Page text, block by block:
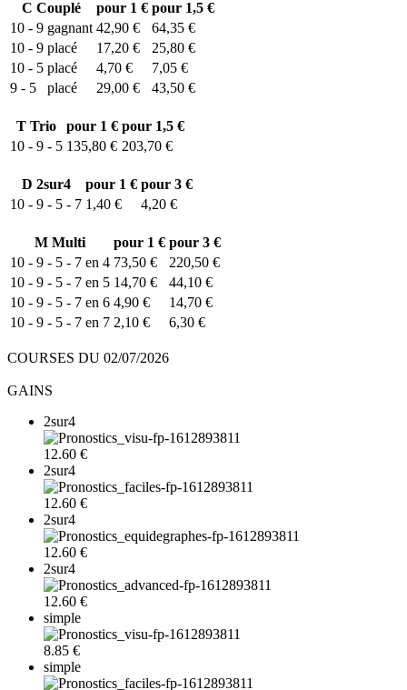
C Couplé pour 1 € pour 1,5 €
10 - 9 gagnant 42,90 €
64,35 €
10 - 9 placé 17,20 €
25,80 €
10 - 5 placé 4,70 €
7,05 €
9 - 5
placé 29,00 € 43,50 €
T Trio pour 1 € pour 1,5 €
10 - 9 - 5 135,80 € 203,70 €
D 2sur4 pour 1 € pour 3 €
10 - 9 - 5 - 7 1,40 € 4,20 €
M Multi pour 1 € pour 3 €
10 - 9 - 5 - 7 en 4 73,50 €
220,50 €
10 - 9 - 5 - 7 en 5 14,70 €
44,10 €
10 - 9 - 5 - 7 en 6 4,90 €
14,70 €
10 - 9 - 5 - 7 en 7 2,10 € 6,30 €
COURSES DU 02/07/2026
GAINS
2sur4
12.60 €
2sur4
12.60 €
2sur4
12.60 €
2sur4
12.60 €
simple
8.85 €
simple